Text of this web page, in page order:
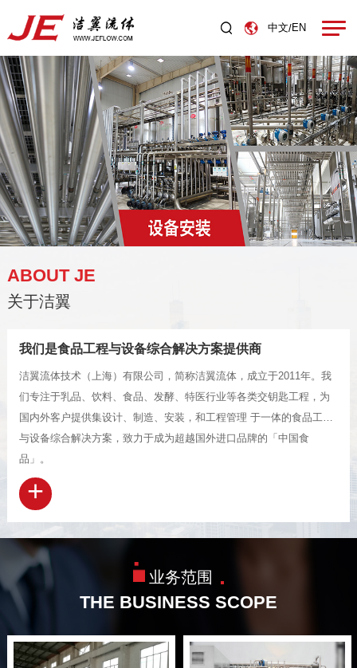
中文/EN
ABOUT JE
关于洁翼
我们是食品工程与设备综合解决方案提供商
洁翼流体技术（上海）有限公司，简称洁翼流体，成立于2011年。我
们专注于乳品、饮料、食品、发酵、特医行业等各类交钥匙工程，为
国内外客户提供集设计、制造、安装，和工程管理 于一体的食品工程
与设备综合解决方案，致力于成为超越国外进口品牌的「中国食
品」。
+
业务范围
THE BUSINESS SCOPE